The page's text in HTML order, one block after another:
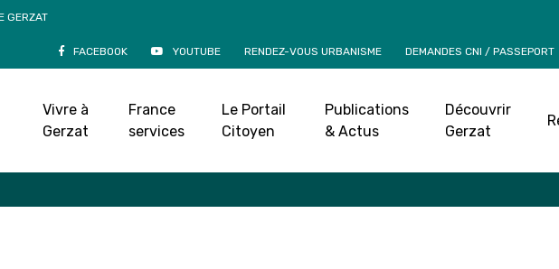
GERZAT
FACEBOOK YOUTUBE RENDEZ-VOUS URBANISME DEMANDES CNI / PASSEPORT
Vivre à
Gerzat
France
services
Le Portail
Citoyen
Publications
& Actus
Découvrir
Gerzat
Accueil»Agenda